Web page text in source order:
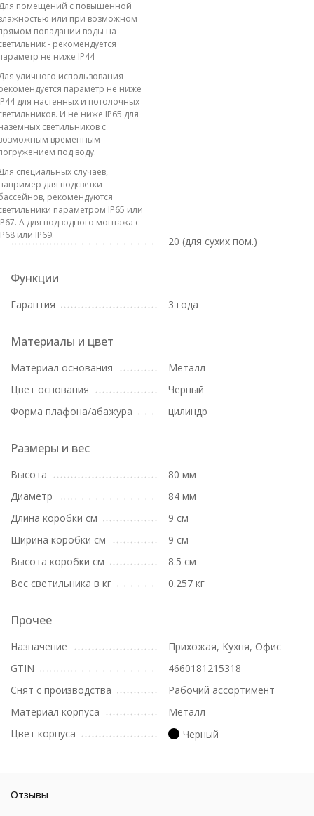
помещений с повышенной
или при возможном
попадании воды на
- рекомендуется
не ниже IP44
уличного использования -
параметр не ниже
для настенных и потолочных
И не ниже IP65 для
светильников с
временным
под воду.
специальных случаев,
для подсветки
рекомендуются
параметром IP65 или
А для подводного монтажа с
или IP69.
20 (для сухих пом.)
Функции
Гарантия 3 года
Материалы и цвет
Материал основания
Металл
Цвет основания
Черный
Форма плафона/абажура
цилиндр
Размеры и вес
Высота
80 мм
Диаметр
84 мм
Длина коробки см
9 см
Ширина коробки см
9 см
Высота коробки см
8.5 см
Вес светильника в кг
0.257 кг
Прочее
Назначение
Прихожая, Кухня, Офис
GTIN
4660181215318
Снят с производства
Рабочий ассортимент
Материал корпуса
Металл
Цвет корпуса
Черный
Отзывы